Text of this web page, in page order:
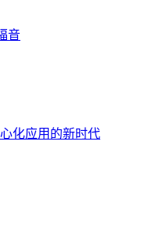
音
化应用的新时代